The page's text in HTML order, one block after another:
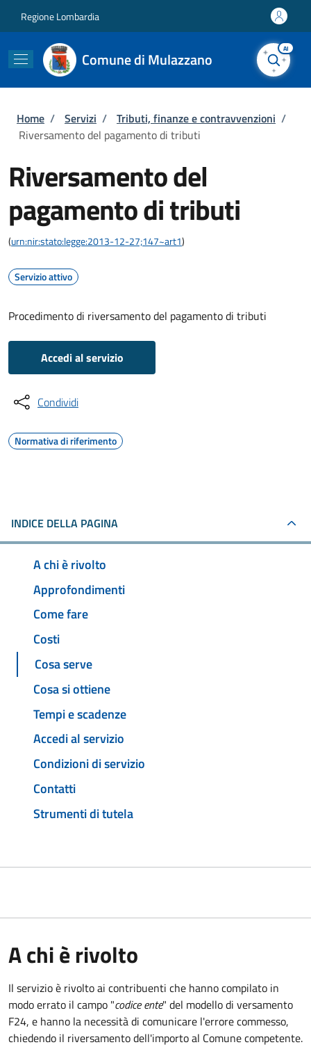
Regione Lombardia
Comune di Mulazzano
AI
Briciole di pane
Home / Servizi / Tributi, finanze e contravvenzioni /
Riversamento del pagamento di tributi
Riversamento del
pagamento di tributi
(urn:nir:stato:legge:2013-12-27;147~art1)
Servizio attivo
Procedimento di riversamento del pagamento di tributi
Accedi al servizio
Condividi
Normativa di riferimento
INDICE DELLA PAGINA
A chi è rivolto
Approfondimenti
Come fare
Costi
Cosa serve
Cosa si ottiene
Tempi e scadenze
Accedi al servizio
Condizioni di servizio
Contatti
Strumenti di tutela
A chi è rivolto
Il servizio è rivolto ai contribuenti che hanno compilato in
modo errato il campo "codice ente" del modello di versamento
F24, e hanno la necessità di comunicare l'errore commesso,
chiedendo il riversamento dell'importo al Comune competente.